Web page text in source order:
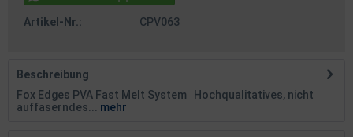
Artikel-Nr.: CPV063
Beschreibung
Fox Edges PVA Fast Melt System Hochqualitatives, nicht
auffaserndes...
mehr